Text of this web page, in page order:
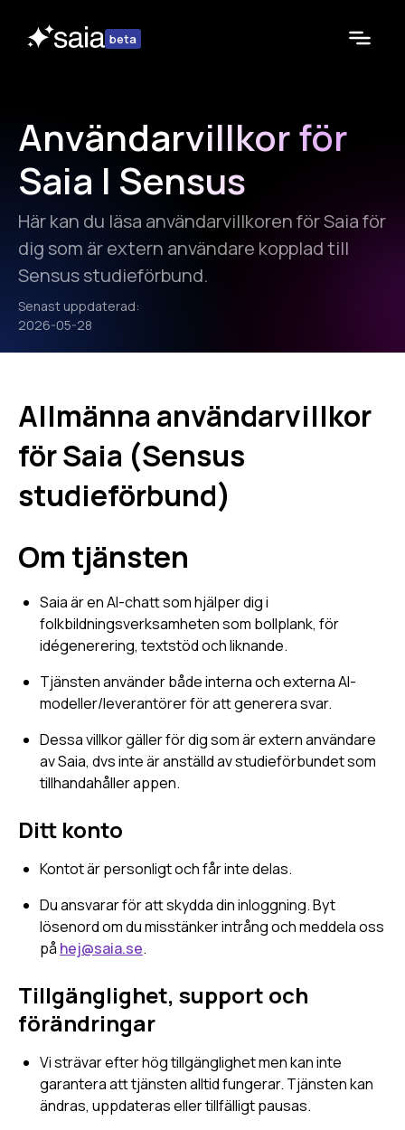
beta
Användarvillkor för
Saia | Sensus
Här kan du läsa användarvillkoren för Saia för
dig som är extern användare kopplad till
Sensus studieförbund.
Senast uppdaterad:
2026-05-28
Allmänna användarvillkor
för Saia (Sensus
studieförbund)
Om tjänsten
Saia är en AI-chatt som hjälper dig i
folkbildningsverksamheten som bollplank, för
idégenerering, textstöd och liknande.
Tjänsten använder både interna och externa AI-
modeller/leverantörer för att generera svar.
Dessa villkor gäller för dig som är extern användare
av Saia, dvs inte är anställd av studieförbundet som
tillhandahåller appen.
Ditt konto
Kontot är personligt och får inte delas.
Du ansvarar för att skydda din inloggning. Byt
lösenord om du misstänker intrång och meddela oss
på hej@saia.se.
Tillgänglighet, support och
förändringar
Vi strävar efter hög tillgänglighet men kan inte
garantera att tjänsten alltid fungerar. Tjänsten kan
ändras, uppdateras eller tillfälligt pausas.